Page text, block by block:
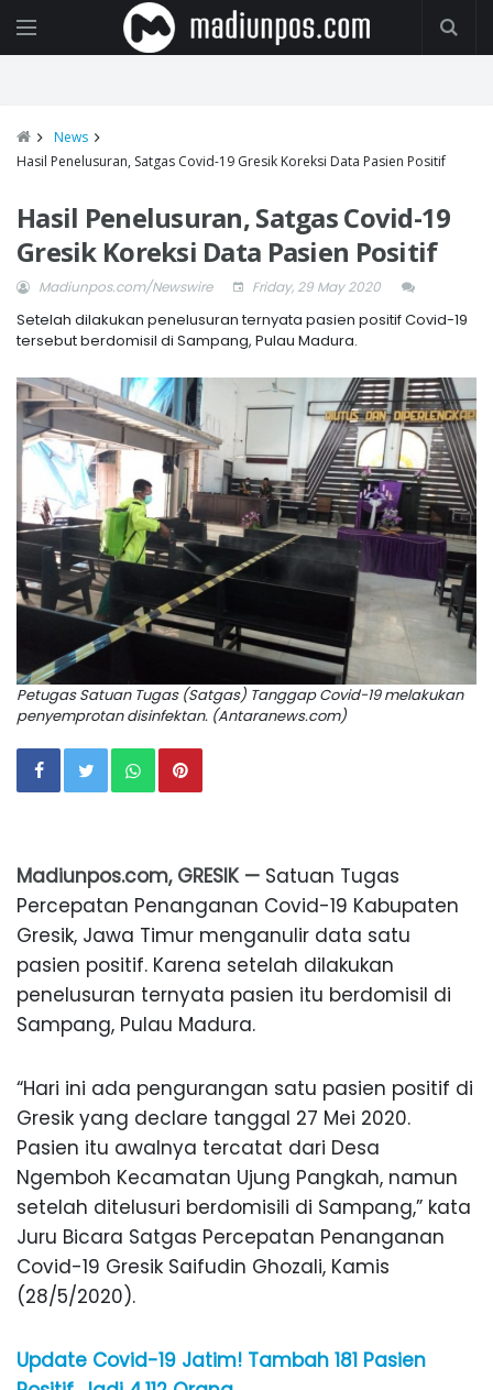
News
Hasil Penelusuran, Satgas Covid-19 Gresik Koreksi Data Pasien Positif
Hasil Penelusuran, Satgas Covid-19
Gresik Koreksi Data Pasien Positif
Madiunpos.com/Newswire Friday, 29 May 2020
Setelah dilakukan penelusuran ternyata pasien positif Covid-19
tersebut berdomisil di Sampang, Pulau Madura.
Petugas Satuan Tugas (Satgas) Tanggap Covid-19 melakukan
penyemprotan disinfektan. (Antaranews.com)
Madiunpos.com, GRESIK — Satuan Tugas
Percepatan Penanganan Covid-19 Kabupaten
Gresik, Jawa Timur menganulir data satu
pasien positif. Karena setelah dilakukan
penelusuran ternyata pasien itu berdomisil di
Sampang, Pulau Madura.
“Hari ini ada pengurangan satu pasien positif di
Gresik yang declare tanggal 27 Mei 2020.
Pasien itu awalnya tercatat dari Desa
Ngemboh Kecamatan Ujung Pangkah, namun
setelah ditelusuri berdomisili di Sampang,” kata
Juru Bicara Satgas Percepatan Penanganan
Covid-19 Gresik Saifudin Ghozali, Kamis
(28/5/2020).
Update Covid-19 Jatim! Tambah 181 Pasien